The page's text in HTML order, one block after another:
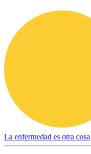
La enfermedad es otra cosa